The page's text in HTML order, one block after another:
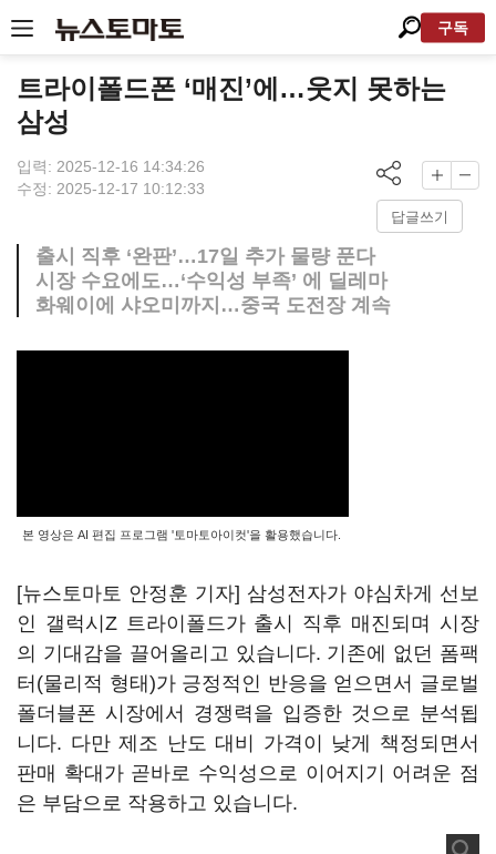
구독
트라이폴드폰 ‘매진’에…웃지 못하는
삼성
입력: 2025-12-16 14:34:26
수정: 2025-12-17 10:12:33
답글쓰기
출시 직후 ‘완판’…17일 추가 물량 푼다
시장 수요에도…‘수익성 부족’ 에 딜레마
화웨이에 샤오미까지…중국 도전장 계속
본 영상은 AI 편집 프로그램 '토마토아이컷'을 활용했습니다.
[뉴스토마토 안정훈 기자] 삼성전자가 야심차게 선보
인 갤럭시Z 트라이폴드가 출시 직후 매진되며 시장
의 기대감을 끌어올리고 있습니다. 기존에 없던 폼팩
터(물리적 형태)가 긍정적인 반응을 얻으면서 글로벌
폴더블폰 시장에서 경쟁력을 입증한 것으로 분석됩
니다. 다만 제조 난도 대비 가격이 낮게 책정되면서
판매 확대가 곧바로 수익성으로 이어지기 어려운 점
은 부담으로 작용하고 있습니다.